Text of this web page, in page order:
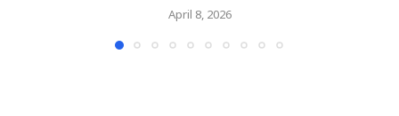
April 8, 2026